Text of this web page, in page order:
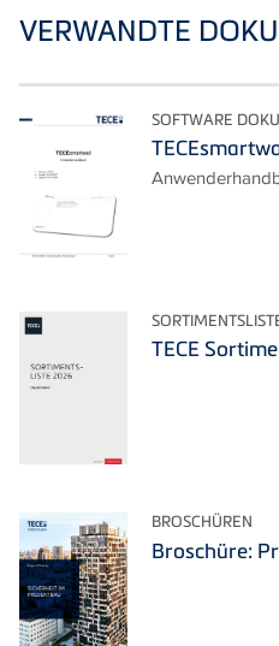
VERWANDTE
SOFTWARE
TECE
BROSCHÜREN
Broschüre: